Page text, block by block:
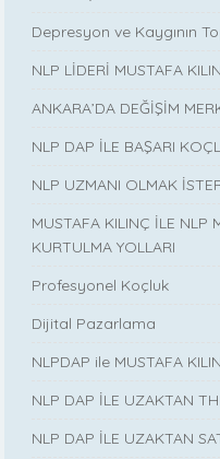
Depresyon ve Kaygının
NLP LİDERİ MUSTAFA
ANKARA’DA DEĞİŞİM
NLP DAP İLE BAŞARI
NLP UZMANI OLMAK
MUSTAFA KILINÇ İLE NLP
KURTULMA YOLLARI
Profesyonel Koçluk
Dijital Pazarlama
NLPDAP ile MUSTAFA
NLP DAP İLE UZAKTAN
NLP DAP İLE UZAKTAN